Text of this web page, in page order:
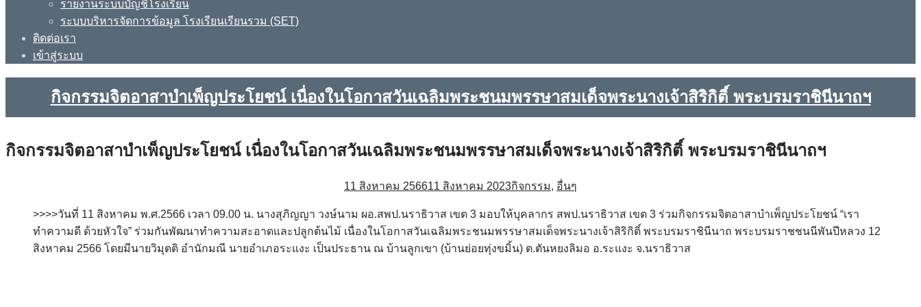
รายงานระบบบัญชีโรงเรียน
ระบบบริหารจัดการข้อมูล โรงเรียนเรียนรวม (SET)
ติดต่อเรา
เข้าสู่ระบบ
กิจกรรมจิตอาสาบำเพ็ญประโยชน์ เนื่องในโอกาสวันเฉลิมพระชนมพรรษาสมเด็จพระนางเจ้าสิริกิติ์ พระบรมราชินีนาถฯ
กิจกรรมจิตอาสาบำเพ็ญประโยชน์ เนื่องในโอกาสวันเฉลิมพระชนมพรรษาสมเด็จพระนางเจ้าสิริกิติ์ พระบรมราชินีนาถฯ
11 สิงหาคม 256611 สิงหาคม 2023กิจกรรม, อื่นๆ
>>>>วันที่ 11 สิงหาคม พ.ศ.2566 เวลา 09.00 น. นางสุภิญญา วงษ์นาม ผอ.สพป.นราธิวาส เขต 3 มอบให้บุคลากร สพป.นราธิวาส เขต 3 ร่วมกิจกรรมจิตอาสาบำเพ็ญประโยชน์ “เรา
ทำความดี ด้วยหัวใจ” ร่วมกันพัฒนาทำความสะอาดและปลูกต้นไม้ เนื่องในโอกาสวันเฉลิมพระชนมพรรษาสมเด็จพระนางเจ้าสิริกิติ์ พระบรมราชินีนาถ พระบรมราชชนนีพันปีหลวง 12
สิงหาคม 2566 โดยมีนายวิมุตติ อำนักมณี นายอำเภอระแงะ เป็นประธาน ณ บ้านลูกเขา (บ้านย่อยทุ่งขมิ้น) ต.ตันหยงลิมอ อ.ระแงะ จ.นราธิวาส